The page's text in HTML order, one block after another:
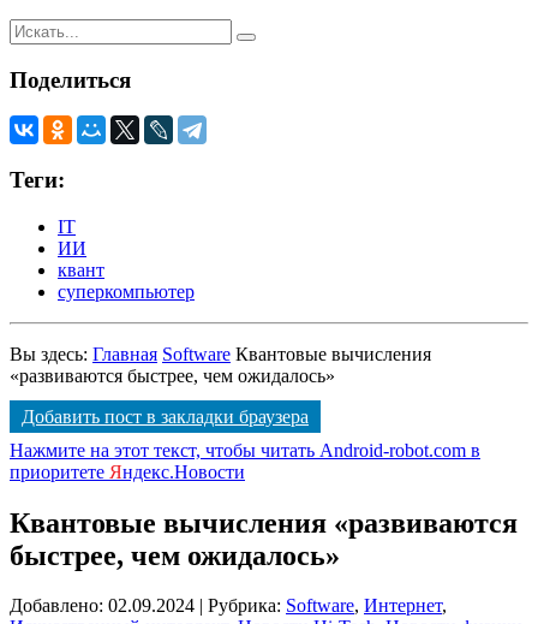
Поделиться
Теги:
IT
ИИ
квант
суперкомпьютер
Вы здесь: Главная Software Квантовые вычисления
«развиваются быстрее, чем ожидалось»
Добавить пост в закладки браузера
Нажмите на этот текст, чтобы читать Android-robot.com в
приоритете Яндекс.Новости
Квантовые вычисления «развиваются
быстрее, чем ожидалось»
Добавлено: 02.09.2024 | Рубрика: Software, Интернет,